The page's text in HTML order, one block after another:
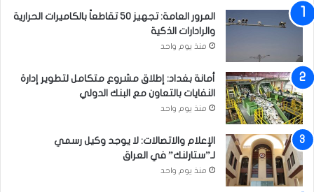
ل
ي
ن
ا
م
أ
م
ن
و
ا
س
ت
ق
المرور العامة: تجهيز 50 تقاطعاً بالكاميرات الحرارية
والرادارات الذكية
منذ يوم واحد
أمانة بغداد: إطلاق مشروع متكامل لتطوير إدارة
النفايات بالتعاون مع البنك الدولي
منذ يوم واحد
الإعلام والاتصالات: لا يوجد وكيل رسمي
لـ”ستارلنك” في العراق
منذ يوم واحد